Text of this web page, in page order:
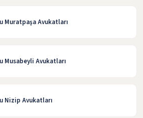
Muratpaşa Avukatları
Musabeyli Avukatları
Nizip Avukatları